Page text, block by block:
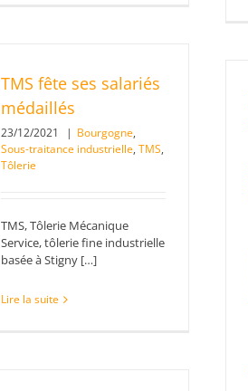
TMS fête ses salariés
médaillés
23/12/2021 | Bourgogne,
Sous-traitance industrielle, TMS,
Tôlerie
TMS, Tôlerie Mécanique
Service, tôlerie fine industrielle
basée à Stigny […]
Lire la suite